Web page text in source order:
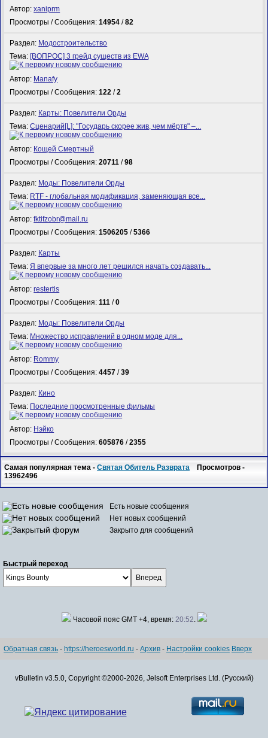
Автор:xaniprm
Просмотры / Сообщения:14954 /82
Раздел: Модостроительство
Тема: [ВОПРОС] 3 грейд существ из EWA
Автор: Manafy
Просмотры / Сообщения:122 /2
Раздел: Карты: Повелители Орды
Тема:Сценарий[L]: "Государь скорее жив, чем мёртв" –...
Автор: Кощей Смертный
Просмотры / Сообщения:20711 /98
Раздел: Моды: Повелители Орды
Тема: RTF - глобальная модификация, заменяющая все...
Автор:fktifzobr@mail.ru
Просмотры / Сообщения:1506205 /5366
Раздел: Карты
Тема:Я впервые за много лет решился начать создавать...
Автор:restertis
Просмотры / Сообщения:111 /0
Раздел: Моды: Повелители Орды
Тема: Множество исправлений в одном моде для...
Автор: Rommy
Просмотры / Сообщения:4457 /39
Раздел: Кино
Тема: Последние просмотренные фильмы
Автор: Нэйко
Просмотры / Сообщения:605876 /2355
Самая популярная тема -Святая Обитель Разврата Просмотров -
13962496
Есть новые сообщения
Нет новых сообщений
Закрыто для сообщений
Быстрый переход
Часовой пояс GMT +4, время: 20:52.
Обратная связь - https://heroesworld.ru - Архив - Настройки cookies Вверх
vBulletin v3.5.0, Copyright ©2000-2026, Jelsoft Enterprises Ltd. (Русский)